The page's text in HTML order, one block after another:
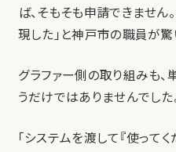
ば、そもそも申請できませ
現した」と神戸市の職員が驚
グラファー側の取り組みも
うだけではありませんでした
「システムを渡して『使って